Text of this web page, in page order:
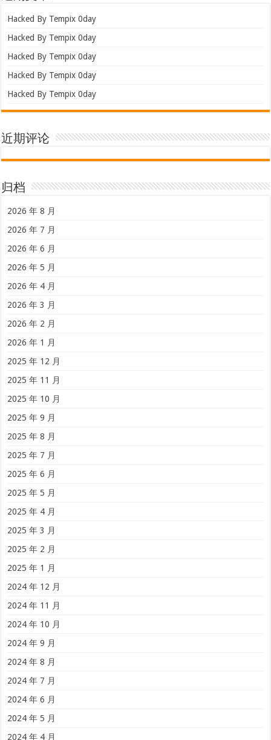
Hacked By Tempix 0day
Hacked By Tempix 0day
Hacked By Tempix 0day
Hacked By Tempix 0day
Hacked By Tempix 0day
近期评论
归档
2026 年 8 月
2026 年 7 月
2026 年 6 月
2026 年 5 月
2026 年 4 月
2026 年 3 月
2026 年 2 月
2026 年 1 月
2025 年 12 月
2025 年 11 月
2025 年 10 月
2025 年 9 月
2025 年 8 月
2025 年 7 月
2025 年 6 月
2025 年 5 月
2025 年 4 月
2025 年 3 月
2025 年 2 月
2025 年 1 月
2024 年 12 月
2024 年 11 月
2024 年 10 月
2024 年 9 月
2024 年 8 月
2024 年 7 月
2024 年 6 月
2024 年 5 月
2024 年 4 月